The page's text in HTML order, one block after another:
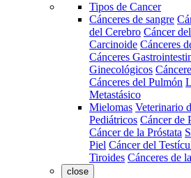
Tipos de Cancer
Cánceres de sangre
del Cerebro Cáncer
Carcinoide Cánceres
Cánceres
Ginecológicos
Cánceres del Pulmón
Metastásico
Mielomas Veterinario
Pediátricos Cáncer de
Cáncer de la Próstata
Piel Cáncer del
Tiroides Cánceres de
close